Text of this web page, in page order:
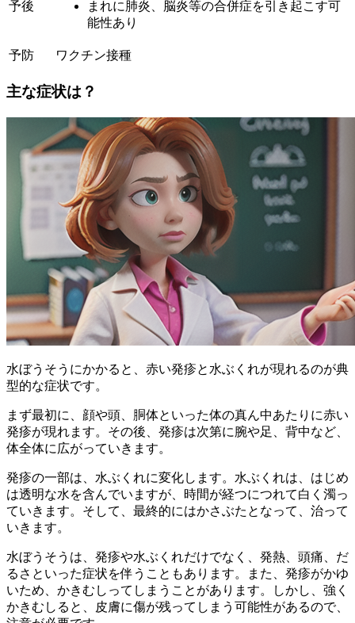
予後
まれに肺炎、脳炎等の合併症を引き起こす可
能性あり
予防 ワクチン接種
主な症状は？
水ぼうそうにかかると、 赤い発疹と水ぶくれが現れるのが典
型的な症状です。
まず最初に、顔や頭、胴体といった体の真ん中あたりに赤い
発疹が現れます。その後、発疹は次第に腕や足、背中など、
体全体に広がっていきます。
発疹の一部は、水ぶくれに変化します。水ぶくれは、はじめ
は透明な水を含んでいますが、時間が経つにつれて白く濁っ
ていきます。そして、最終的にはかさぶたとなって、治って
いきます。
水ぼうそうは、発疹や水ぶくれだけでなく、発熱、頭痛、だ
るさといった症状を伴うこともあります。また、発疹がかゆ
いため、かきむしってしまうことがあります。しかし、強く
かきむしると、皮膚に傷が残ってしまう可能性があるので、